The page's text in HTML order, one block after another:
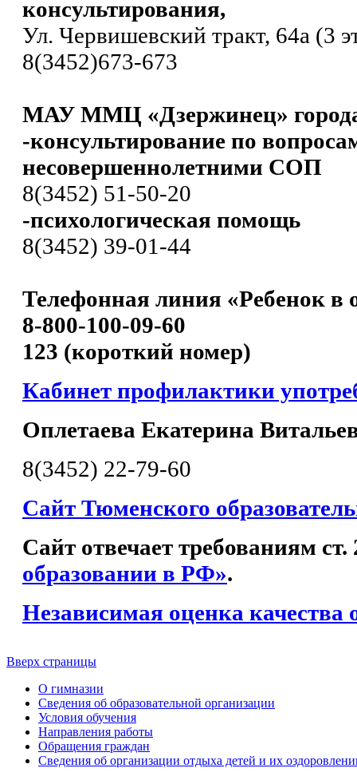
консультирования,
Ул. Червишевский тракт, 64а (3
8(3452)673-673
МАУ ММЦ «Дзержинец»
-консультирование по
несовершеннолетними СОП
8(3452) 51-50-20
-психологическая помощь
8(3452) 39-01-44
Телефонная линия «Ребенок в
8-800-100-09-60
123 (короткий номер)
Кабинет профилактики
Оплетаева Екатерина
8(3452) 22-79-60
Сайт Тюменского
Сайт отвечает требованиям
образовании в РФ».
Независимая оценка качества
Вверх страницы
О гимназии
Сведения об образовательной организации
Условия обучения
Направления работы
Обращения граждан
Сведения об организации отдыха детей и их